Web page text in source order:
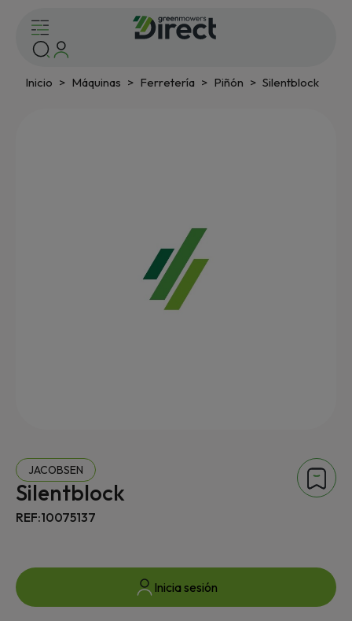
Inicio Máquinas Ferretería Piñón Silentblock
JACOBSEN
Silentblock
REF:10075137
Inicia sesión